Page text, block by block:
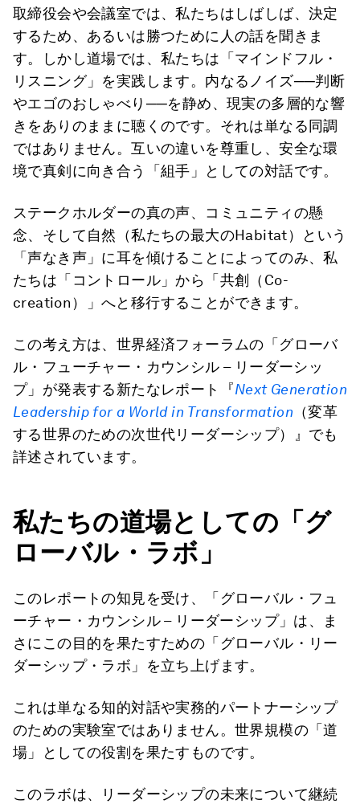
取締役会や会議室では、私たちはしばしば、決定
するため、あるいは勝つために人の話を聞きま
す。しかし道場では、私たちは「マインドフル・
リスニング」を実践します。内なるノイズ──判断
やエゴのおしゃべり──を静め、現実の多層的な響
きをありのままに聴くのです。それは単なる同調
ではありません。互いの違いを尊重し、安全な環
境で真剣に向き合う「組手」としての対話です。
ステークホルダーの真の声、コミュニティの懸
念、そして自然（私たちの最大のHabitat）という
「声なき声」に耳を傾けることによってのみ、私
たちは「コントロール」から「共創（Co-
creation）」へと移行することができます。
この考え方は、世界経済フォーラムの「グローバ
ル・フューチャー・カウンシル – リーダーシッ
プ」が発表する新たなレポート『Next Generation
Leadership for a World in Transformation （変革
する世界のための次世代リーダーシップ）』でも
詳述されています。
私たちの道場としての「グ
ローバル・ラボ」
このレポートの知見を受け、「グローバル・フュ
ーチャー・カウンシル – リーダーシップ」は、ま
さにこの目的を果たすための「グローバル・リー
ダーシップ・ラボ」を立ち上げます。
これは単なる知的対話や実務的パートナーシップ
のための実験室ではありません。世界規模の「道
場」としての役割を果たすものです。
このラボは、リーダーシップの未来について継続